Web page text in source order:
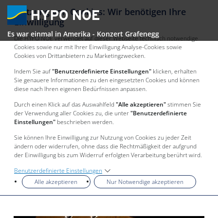
Nutzung von Cookies: Wir benötigen Ihre
Einwilligung
Die HYPO NOE verwendet auf dieser Webseite technisch notwendige
Cookies sowie nur mit Ihrer Einwilligung Analyse-Cookies sowie
Cookies von Drittanbietern zu Marketingzwecken.
Indem Sie auf"Benutzerdefinierte Einstellungen" klicken, erhalten
Sie genauere Informationen zu den eingesetzten Cookies und können
diese nach Ihren eigenen Bedürfnissen anpassen.
Durch einen Klick auf das Auswahlfeld "Alle akzeptieren"stimmen Sie
der Verwendung aller Cookies zu, die unter"Benutzerdefinierte
Einstellungen" beschrieben werden.
Sie können Ihre Einwilligung zur Nutzung von Cookies zu jeder Zeit
ändern oder widerrufen, ohne dass die Rechtmäßigkeit der aufgrund
der Einwilligung bis zum Widerruf erfolgten Verarbeitung berührt wird.
Benutzerdefinierte Einstellungen
Alle akzeptieren
Nur Notwendige akzeptieren
Es war einmal in Amerika - Konzert Grafenegg